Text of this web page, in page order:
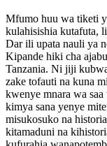
Mfumo huu wa tiketi
kulahisishia kutafuta,
Dar ili upata nauli ya
Kipande hiki cha
Tanzania. Ni jiji
zake tofauti na kuna
kwenye mnara wa
kimya sana yenye
misukosuko na
kitamaduni na